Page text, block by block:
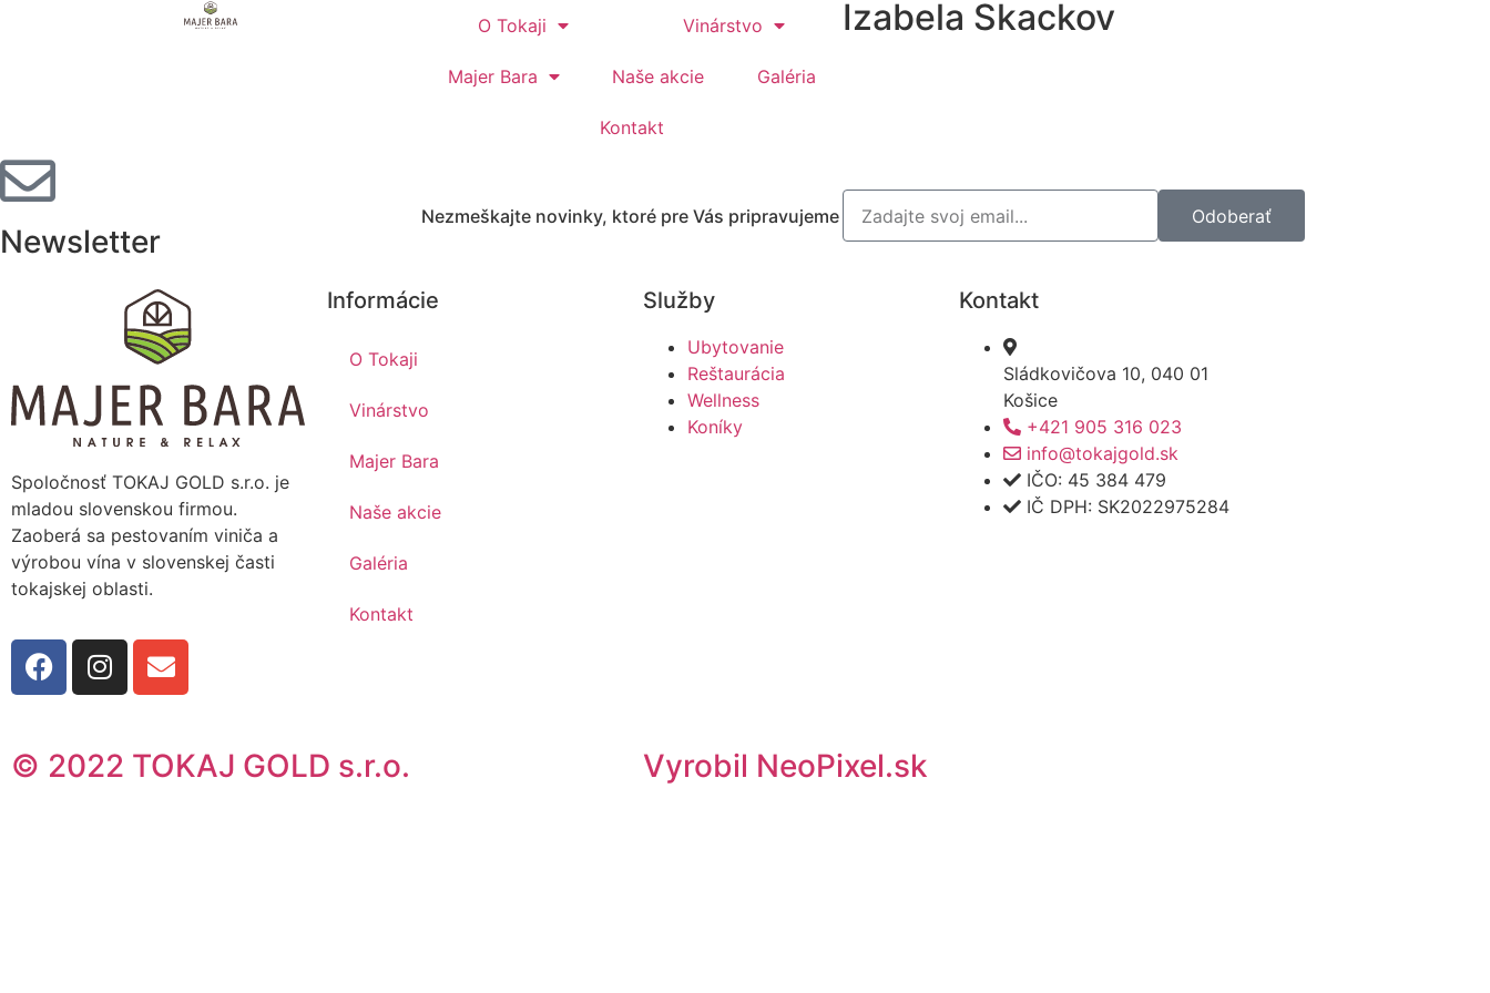
O Tokaji Vinárstvo
Majer Bara Naše akcie Galéria
Kontakt
Izabela Skackov
Newsletter
Nezmeškajte novinky, ktoré pre Vás pripravujeme Odoberať
Spoločnosť TOKAJ GOLD s.r.o. je
mladou slovenskou firmou.
Zaoberá sa pestovaním viniča a
výrobou vína v slovenskej časti
tokajskej oblasti.
Informácie
O Tokaji
Vinárstvo
Majer Bara
Naše akcie
Galéria
Kontakt
Služby
Ubytovanie
Reštaurácia
Wellness
Koníky
Kontakt
Sládkovičova 10, 040 01
Košice
+421 905 316 023
info@tokajgold.sk
IČO: 45 384 479
IČ DPH: SK2022975284
© 2022 TOKAJ GOLD s.r.o. Vyrobil NeoPixel.sk